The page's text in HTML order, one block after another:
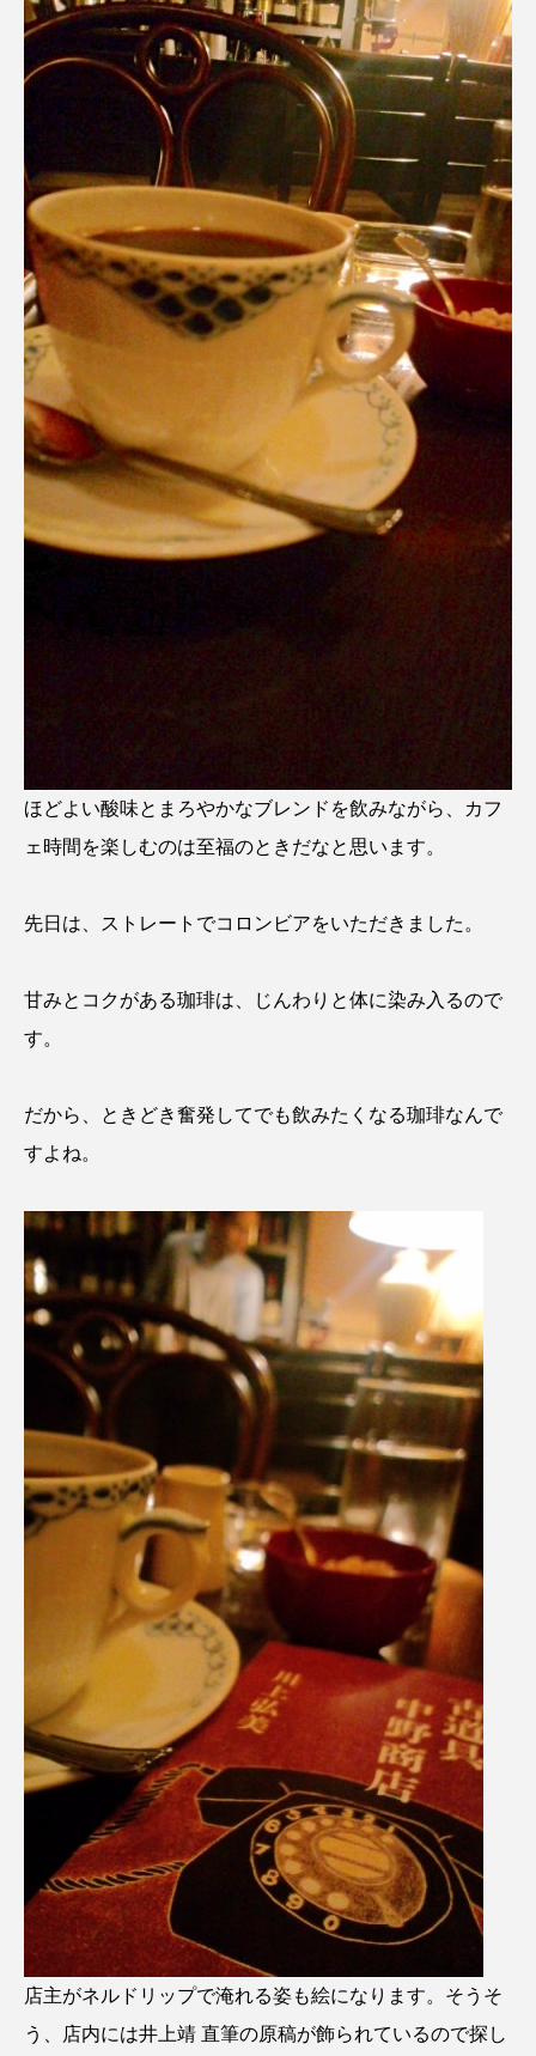
ほどよい酸味とまろやかなブレンドを飲みながら、カフ
ェ時間を楽しむのは至福のときだなと思います。
先日は、ストレートでコロンビアをいただきました。
甘みとコクがある珈琲は、じんわりと体に染み入るので
す。
だから、ときどき奮発してでも飲みたくなる珈琲なんで
すよね。
店主がネルドリップで淹れる姿も絵になります。そうそ
う、店内には井上靖 直筆の原稿が飾られているので探し